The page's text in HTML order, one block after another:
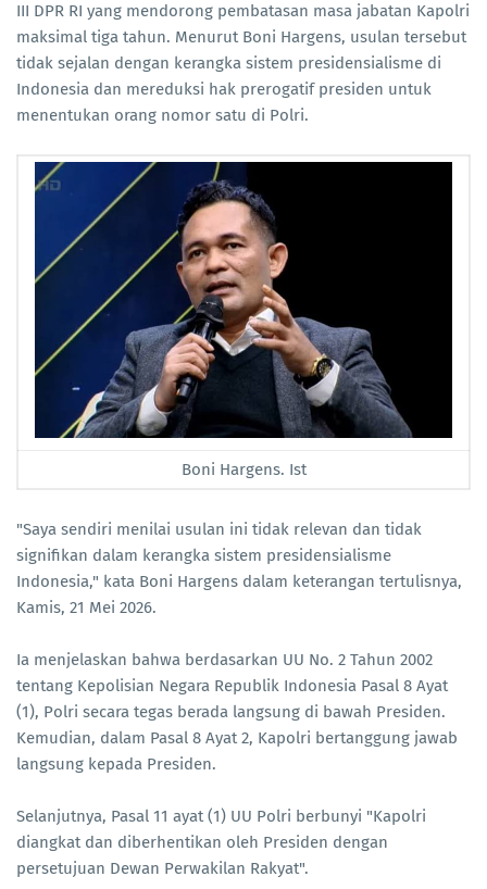
III DPR RI yang mendorong pembatasan masa jabatan Kapolri
maksimal tiga tahun. Menurut Boni Hargens, usulan tersebut
tidak sejalan dengan kerangka sistem presidensialisme di
Indonesia dan mereduksi hak prerogatif presiden untuk
menentukan orang nomor satu di Polri.
Boni Hargens. Ist
"Saya sendiri menilai usulan ini tidak relevan dan tidak
signifikan dalam kerangka sistem presidensialisme
Indonesia," kata Boni Hargens dalam keterangan tertulisnya,
Kamis, 21 Mei 2026.
Ia menjelaskan bahwa berdasarkan UU No. 2 Tahun 2002
tentang Kepolisian Negara Republik Indonesia Pasal 8 Ayat
(1), Polri secara tegas berada langsung di bawah Presiden.
Kemudian, dalam Pasal 8 Ayat 2, Kapolri bertanggung jawab
langsung kepada Presiden.
Selanjutnya, Pasal 11 ayat (1) UU Polri berbunyi "Kapolri
diangkat dan diberhentikan oleh Presiden dengan
persetujuan Dewan Perwakilan Rakyat".